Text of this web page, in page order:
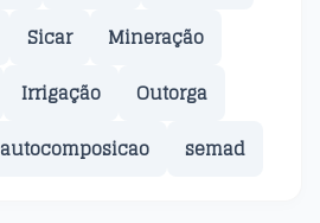
Sicar
Mineração
Irrigação
Outorga
autocomposicao semad